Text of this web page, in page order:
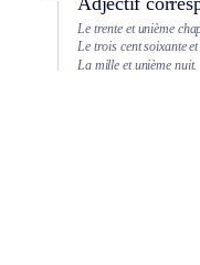
Le trente et unième
Le trois cent soixante
La mille et unième nuit.